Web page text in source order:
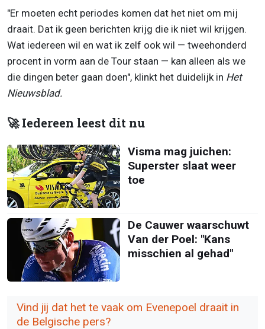
"Er moeten echt periodes komen dat het niet om mij
draait. Dat ik geen berichten krijg die ik niet wil krijgen.
Wat iedereen wil en wat ik zelf ook wil — tweehonderd
procent in vorm aan de Tour staan — kan alleen als we
die dingen beter gaan doen", klinkt het duidelijk in Het
Nieuwsblad.
🚀 Iedereen leest dit nu
Visma mag juichen:
Superster slaat weer
toe
De Cauwer waarschuwt
Van der Poel: "Kans
misschien al gehad"
Vind jij dat het te vaak om Evenepoel draait in
de Belgische pers?